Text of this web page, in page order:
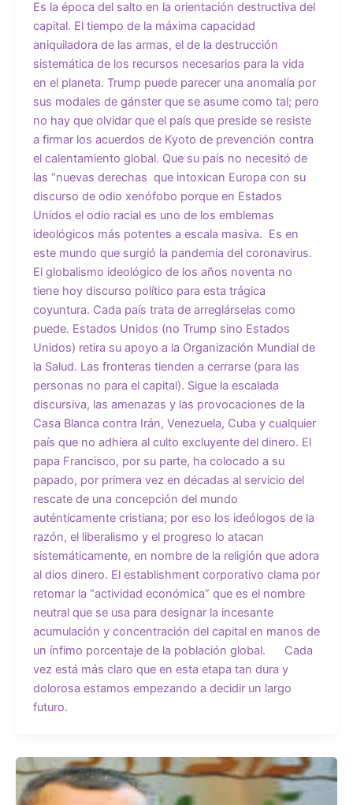
Es la época del salto en la orientación destructiva del
capital. El tiempo de la máxima capacidad
aniquiladora de las armas, el de la destrucción
sistemática de los recursos necesarios para la vida
en el planeta. Trump puede parecer una anomalía por
sus modales de gánster que se asume como tal; pero
no hay que olvidar que el país que preside se resiste
a firmar los acuerdos de Kyoto de prevención contra
el calentamiento global. Que su país no necesitó de
las “nuevas derechas que intoxican Europa con su
discurso de odio xenófobo porque en Estados
Unidos el odio racial es uno de los emblemas
ideológicos más potentes a escala masiva. Es en
este mundo que surgió la pandemia del coronavirus.
El globalismo ideológico de los años noventa no
tiene hoy discurso político para esta trágica
coyuntura. Cada país trata de arreglárselas como
puede. Estados Unidos (no Trump sino Estados
Unidos) retira su apoyo a la Organización Mundial de
la Salud. Las fronteras tienden a cerrarse (para las
personas no para el capital). Sigue la escalada
discursiva, las amenazas y las provocaciones de la
Casa Blanca contra Irán, Venezuela, Cuba y cualquier
país que no adhiera al culto excluyente del dinero. El
papa Francisco, por su parte, ha colocado a su
papado, por primera vez en décadas al servicio del
rescate de una concepción del mundo
auténticamente cristiana; por eso los ideólogos de la
razón, el liberalismo y el progreso lo atacan
sistemáticamente, en nombre de la religión que adora
al dios dinero. El establishment corporativo clama por
retomar la “actividad económica” que es el nombre
neutral que se usa para designar la incesante
acumulación y concentración del capital en manos de
un ínfimo porcentaje de la población global. Cada
vez está más claro que en esta etapa tan dura y
dolorosa estamos empezando a decidir un largo
futuro.